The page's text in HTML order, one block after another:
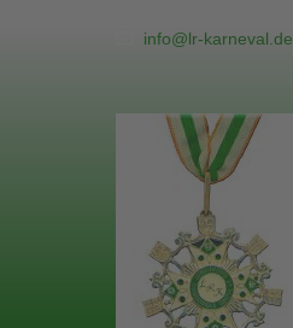
info@lr-karneval.de